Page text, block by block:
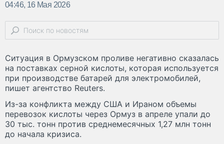
04:46, 16 Мая 2026
Ситуация в Ормузском проливе негативно сказалась
на поставках серной кислоты, которая используется
при производстве батарей для электромобилей,
пишет агентство Reuters.
Из-за конфликта между США и Ираном объемы
перевозок кислоты через Ормуз в апреле упали до
30 тыс. тонн против среднемесячных 1,27 млн тонн
до начала кризиса.